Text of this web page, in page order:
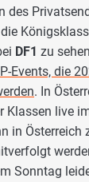
des
DF1 zu
Events, die
. In
Klassen live
in Österreich
Sonntag